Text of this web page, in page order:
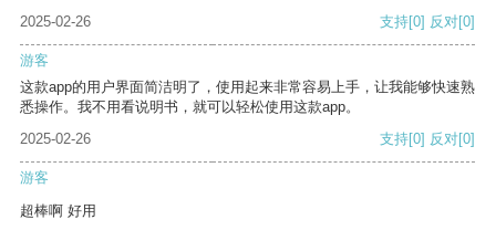
2025-02-26
支持[0] 反对[0]
游客
这款app的用户界面简洁明了，使用起来非常容易上手，让我能够快速熟
悉操作。我不用看说明书，就可以轻松使用这款app。
2025-02-26
支持[0] 反对[0]
游客
超棒啊 好用